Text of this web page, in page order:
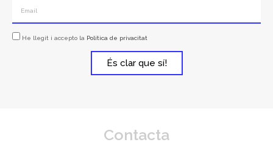
He llegit i accepto la Política de privacitat
És clar que sí!
Contacta